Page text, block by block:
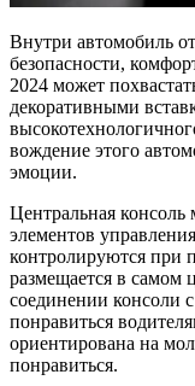
Внутри автомобиль
безопасности,
2024 может
декоративными
вождение этого
эмоции.
Центральная
элементов
контролируются при
размещается в самом
соединении консоли
понравиться
ориентирована на
понравиться.